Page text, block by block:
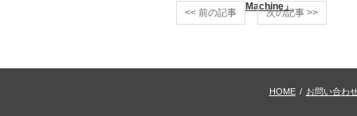
Machine」
<< 前の記事 次の記事 >>
HOME / お問い合わ